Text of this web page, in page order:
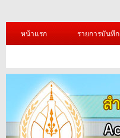
หน้าแรก รายการบันทึก